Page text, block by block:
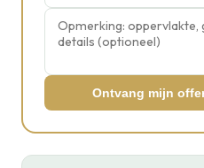
Ontvang mijn